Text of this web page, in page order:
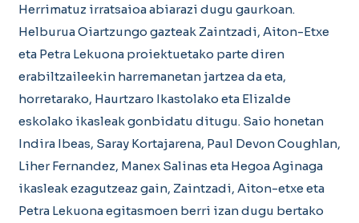
Herrimatuz irratsaioa abiarazi dugu gaurkoan.
Helburua Oiartzungo gazteak Zaintzadi, Aiton-Etxe
eta Petra Lekuona proiektuetako parte diren
erabiltzaileekin harremanetan jartzea da eta,
horretarako, Haurtzaro Ikastolako eta Elizalde
eskolako ikasleak gonbidatu ditugu. Saio honetan
Indira Ibeas, Saray Kortajarena, Paul Devon Coughlan,
Liher Fernandez, Manex Salinas eta Hegoa Aginaga
ikasleak ezagutzeaz gain, Zaintzadi, Aiton-etxe eta
Petra Lekuona egitasmoen berri izan dugu bertako